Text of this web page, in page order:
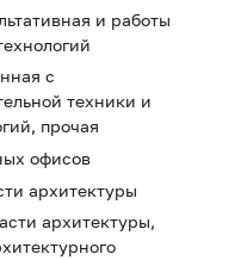
и работы
с
техники и
прочая
офисов
архитектуры
архитектуры,